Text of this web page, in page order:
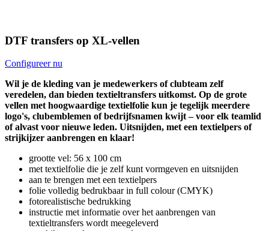
DTF transfers op XL-vellen
Configureer nu
Wil je de kleding van je medewerkers of clubteam zelf
veredelen, dan bieden textieltransfers uitkomst. Op de grote
vellen met hoogwaardige textielfolie kun je tegelijk meerdere
logo's, clubemblemen of bedrijfsnamen kwijt – voor elk teamlid
of alvast voor nieuwe leden. Uitsnijden, met een textielpers of
strijkijzer aanbrengen en klaar!
grootte vel: 56 x 100 cm
met textielfolie die je zelf kunt vormgeven en uitsnijden
aan te brengen met een textielpers
folie volledig bedrukbaar in full colour (CMYK)
fotorealistische bedrukking
instructie met informatie over het aanbrengen van
textieltransfers wordt meegeleverd